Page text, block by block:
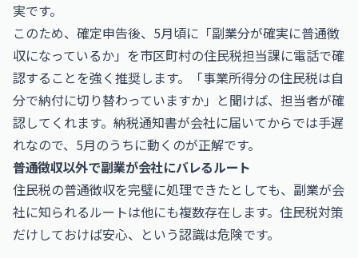
実です。
このため、確定申告後、5月頃に「副業分が確実に普通徴
収になっているか」を市区町村の住民税担当課に電話で確
認することを強く推奨します。「事業所得分の住民税は自
分で納付に切り替わっていますか」と聞けば、担当者が確
認してくれます。納税通知書が会社に届いてからでは手遅
れなので、5月のうちに動くのが正解です。
普通徴収以外で副業が会社にバレるルート
住民税の普通徴収を完璧に処理できたとしても、副業が会
社に知られるルートは他にも複数存在します。住民税対策
だけしておけば安心、という認識は危険です。